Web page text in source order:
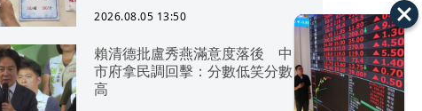
2026.08.05 13:50
賴清德批盧秀燕滿意度落後 中
市府拿民調回擊：分數低笑分數
高